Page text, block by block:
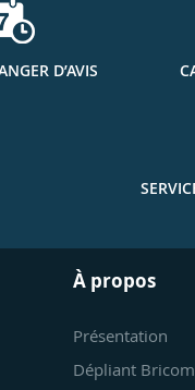
D’AVIS
À propos
Présentation
Dépliant